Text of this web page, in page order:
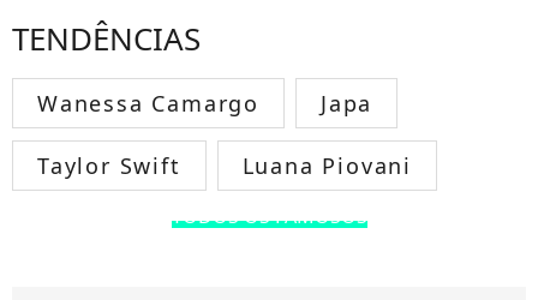
TENDÊNCIAS
Wanessa Camargo Japa
Taylor Swift Luana Piovani
TODOS OS FAMOSOS